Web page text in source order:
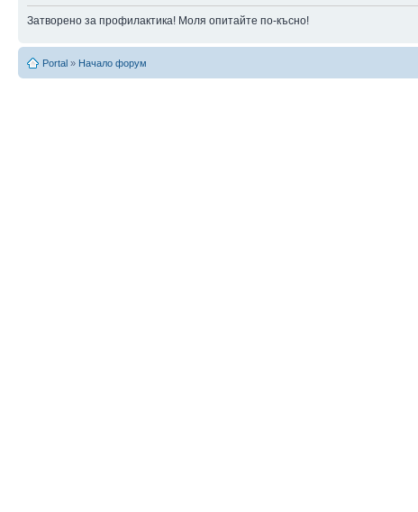
Затворено за профилактика! Моля опитайте по-късно!
Portal » Начало форум